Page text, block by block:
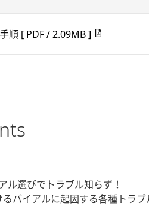
順 [ PDF / 2.09MB ]
ル選びでトラブル知らず！
るバイアルに起因する各種トラ